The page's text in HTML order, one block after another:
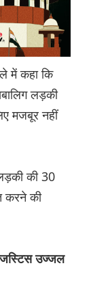
में कहा कि
लड़की
मजबूर नहीं
की 30
करने की
जस्टिस उज्जल